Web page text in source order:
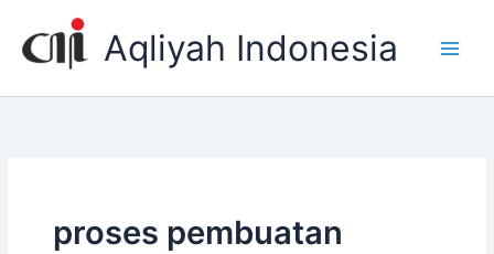
content
Aqliyah Indonesia
proses pembuatan